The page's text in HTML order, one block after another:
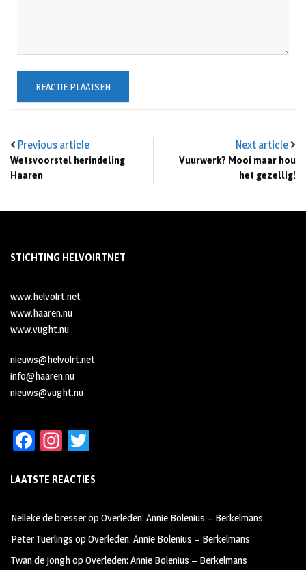
Previous article
Wetsvoorstel herindeling
Haaren
Next article
Vuurwerk? Mooi maar hou
het gezellig!
STICHTING HELVOIRTNET
www.helvoirt.net
www.haaren.nu
www.vught.nu
nieuws@helvoirt.net
info@haaren.nu
nieuws@vught.nu
Fa
b
oo
k
In
ag
m
tt
LAATSTE REACTIES
Nelleke de bresseropOverleden: Annie Bolenius – Berkelmans
Peter Tuerlings opOverleden: Annie Bolenius – Berkelmans
Twan de JonghopOverleden: Annie Bolenius – Berkelmans